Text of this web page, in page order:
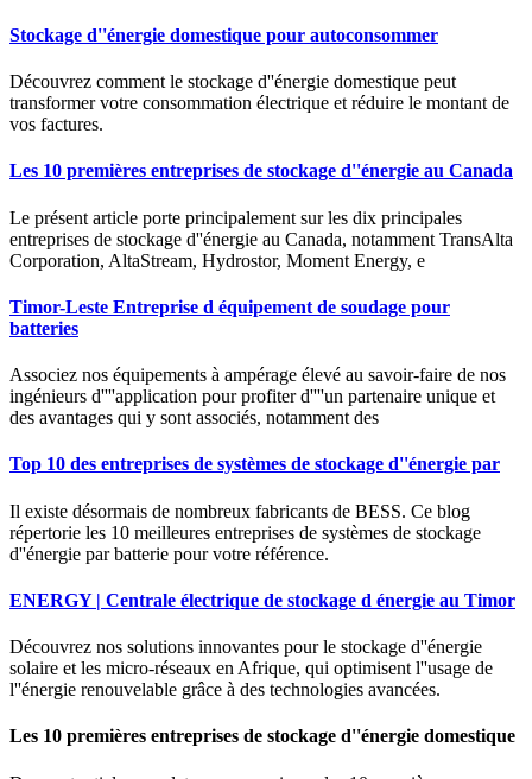
Stockage d''énergie domestique pour autoconsommer
Découvrez comment le stockage d''énergie domestique peut
transformer votre consommation électrique et réduire le montant de
vos factures.
Les 10 premières entreprises de stockage d''énergie au Canada
Le présent article porte principalement sur les dix principales
entreprises de stockage d''énergie au Canada, notamment TransAlta
Corporation, AltaStream, Hydrostor, Moment Energy, e
Timor-Leste Entreprise d équipement de soudage pour
batteries
Associez nos équipements à ampérage élevé au savoir-faire de nos
ingénieurs d''''application pour profiter d''''un partenaire unique et
des avantages qui y sont associés, notamment des
Top 10 des entreprises de systèmes de stockage d''énergie par
Il existe désormais de nombreux fabricants de BESS. Ce blog
répertorie les 10 meilleures entreprises de systèmes de stockage
d''énergie par batterie pour votre référence.
ENERGY | Centrale électrique de stockage d énergie au Timor
Découvrez nos solutions innovantes pour le stockage d''énergie
solaire et les micro-réseaux en Afrique, qui optimisent l''usage de
l''énergie renouvelable grâce à des technologies avancées.
Les 10 premières entreprises de stockage d''énergie domestique